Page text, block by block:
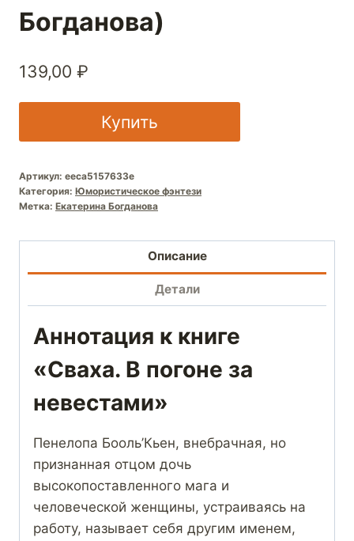
Богданова)
139,00 ₽
Купить
Артикул: eeca5157633e
Категория: Юмористическое фэнтези
Метка: Екатерина Богданова
Описание
Детали
Аннотация к книге
«Сваха. В погоне за
невестами»
Пенелопа Бооль’Кьен, внебрачная, но
признанная отцом дочь
высокопоставленного мага и
человеческой женщины, устраиваясь на
работу, называет себя другим именем,